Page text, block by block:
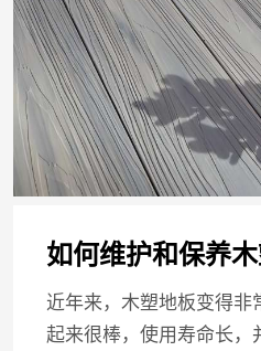
如何维护和保养
近年来，木塑地板变得非
起来很棒，使用寿命长，